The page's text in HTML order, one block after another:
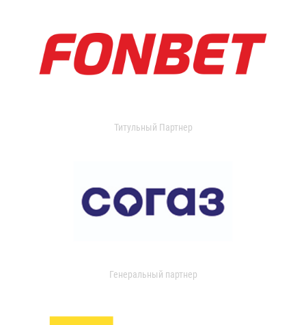
Титульный Партнер
Генеральный партнер